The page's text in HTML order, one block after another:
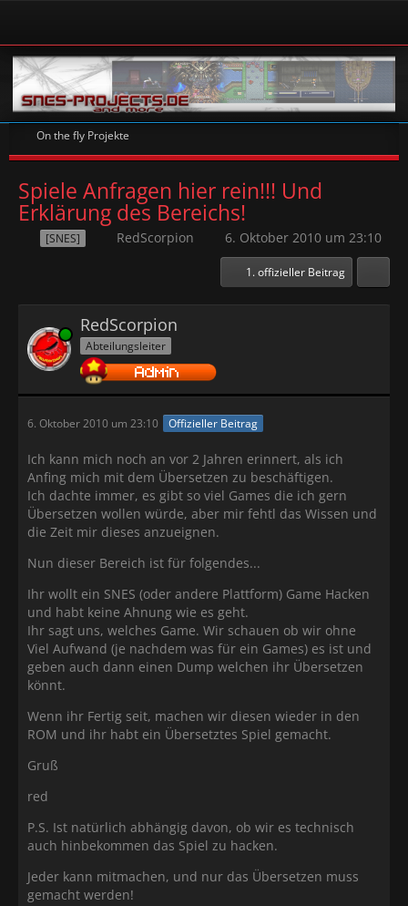
On the fly Projekte
Spiele Anfragen hier rein!!! Und
Erklärung des Bereichs!
[SNES] RedScorpion 6. Oktober 2010 um 23:10
1. offizieller Beitrag
Online RedScorpion
Abteilungsleiter
6. Oktober 2010 um 23:10 Offizieller Beitrag
Ich kann mich noch an vor 2 Jahren erinnert, als ich
Anfing mich mit dem Übersetzen zu beschäftigen.
Ich dachte immer, es gibt so viel Games die ich gern
Übersetzen wollen würde, aber mir fehtl das Wissen und
die Zeit mir dieses anzueignen.
Nun dieser Bereich ist für folgendes...
Ihr wollt ein SNES (oder andere Plattform) Game Hacken
und habt keine Ahnung wie es geht.
Ihr sagt uns, welches Game. Wir schauen ob wir ohne
Viel Aufwand (je nachdem was für ein Games) es ist und
geben auch dann einen Dump welchen ihr Übersetzen
könnt.
Wenn ihr Fertig seit, machen wir diesen wieder in den
ROM und ihr habt ein Übersetztes Spiel gemacht.
Gruß
red
P.S. Ist natürlich abhängig davon, ob wir es technisch
auch hinbekommen das Spiel zu hacken.
Jeder kann mitmachen, und nur das Übersetzen muss
gemacht werden!